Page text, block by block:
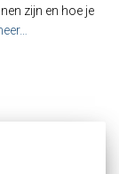
zijn en hoe je